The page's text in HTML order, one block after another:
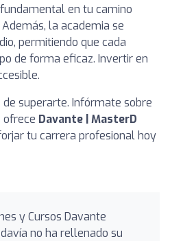
en tu camino
la academia se
permitiendo que cada
de forma eficaz. Invertir en
superarte. Infórmate sobre
ofrece Davante | MasterD
tu carrera profesional hoy
y Cursos Davante
no ha rellenado su